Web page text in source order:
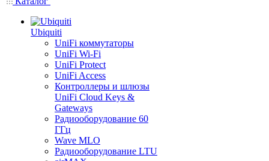
Ubiquiti
UniFi коммутаторы
UniFi Wi-Fi
UniFi Protect
UniFi Access
Контроллеры и шлюзы
UniFi Cloud Keys &
Gateways
Радиооборудование 60
ГГц
Wave MLO
Радиооборудование LTU